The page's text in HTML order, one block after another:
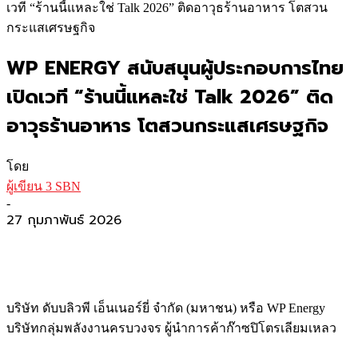
เวที “ร้านนี้แหละใช่ Talk 2026” ติดอาวุธร้านอาหาร โตสวน
กระแสเศรษฐกิจ
WP ENERGY สนับสนุนผู้ประกอบการไทย
เปิดเวที “ร้านนี้แหละใช่ Talk 2026” ติด
อาวุธร้านอาหาร โตสวนกระแสเศรษฐกิจ
โดย
ผู้เขียน 3 SBN
-
27 กุมภาพันธ์ 2026
บริษัท ดับบลิวพี เอ็นเนอร์ยี่ จำกัด (มหาชน) หรือ WP Energy
บริษัทกลุ่มพลังงานครบวงจร ผู้นำการค้าก๊าซปิโตรเลียมเหลว